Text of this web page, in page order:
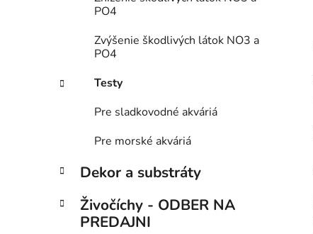
PO4
Zvýšenie škodlivých látok NO3 a
PO4
Testy
Pre sladkovodné akváriá
Pre morské akváriá
Dekor a substráty
Živočíchy - ODBER NA
PREDAJNI